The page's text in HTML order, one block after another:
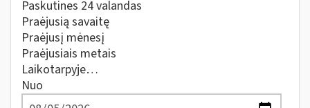
Paskutines 24 valandas
Praėjusią savaitę
Praėjusį mėnesį
Praėjusiais metais
Laikotarpyje…
Nuo